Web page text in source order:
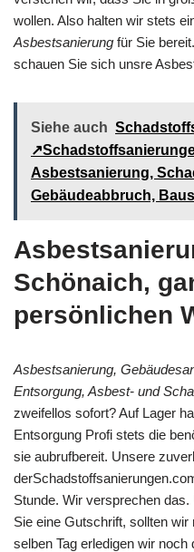
wollen. Also halten wir stets
Asbestsanierung für Sie
schauen Sie sich unsre
Siehe auch
Asbestsanierung,
Gebäudeabbruch,
Schönaich,
persönlichen
Asbestsanierung,
Entsorgung, Asbest- und
zweifellos sofort? Auf Lager
Entsorgung Profi stets die
sie aubrufbereit. Unsere
Stunde. Wir versprechen
Sie eine Gutschrift, sollten
selben Tag erledigen wir noch